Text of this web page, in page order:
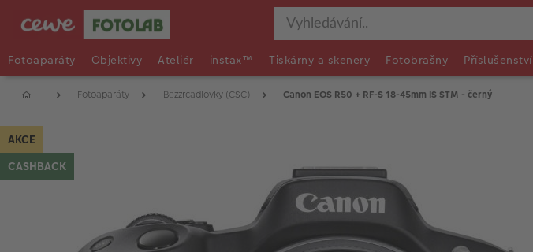
Fotoaparáty Objektivy Ateliér instax™ Tiskárny a skenery Fotobrašny Příslušenství
Fotoaparáty Bezzrcadlovky (CSC) Canon EOS R50 + RF-S 18-45mm IS STM - černý
AKCE
CASHBACK